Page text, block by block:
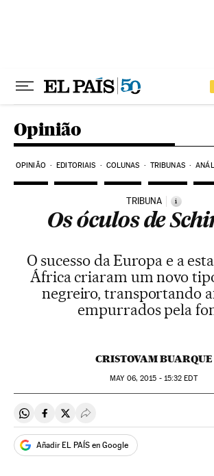
Opinião
OPINIÃO EDITORIAIS COLUNAS TRIBUNAS
TRIBUNA i
Os óculos de
O sucesso da Europa e a
África criaram um novo
negreiro, transportando
empurrados pela
CRISTOVAM BUARQUE
MAY06, 2015 - 15:32 EDT
Compartir en Whatsapp
Compartir en Facebook
Compartir en Twitter
Desplegar Redes Sociales
Añadir EL PAÍS en Google